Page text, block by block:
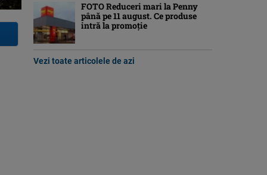
FOTO Reduceri mari la Penny
până pe 11 august. Ce produse
intră la promoție
Vezi toate articolele de azi